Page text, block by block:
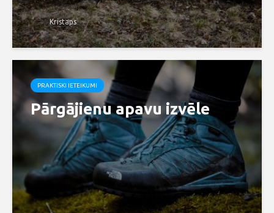
Kristaps
PRAKTISKI IETEIKUMI
Pārgājienu apavu izvēle